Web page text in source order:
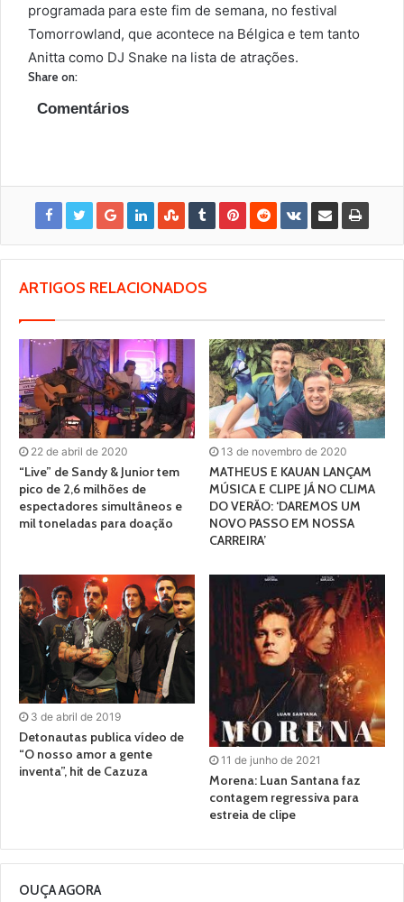
programada para este fim de semana, no festival
Tomorrowland, que acontece na Bélgica e tem tanto
Anitta como DJ Snake na lista de atrações.
Share on:
Comentários
ARTIGOS RELACIONADOS
22 de abril de 2020
“Live” de Sandy & Junior tem
pico de 2,6 milhões de
espectadores simultâneos e
mil toneladas para doação
13 de novembro de 2020
MATHEUS E KAUAN LANÇAM
MÚSICA E CLIPE JÁ NO CLIMA
DO VERÃO: ‘DAREMOS UM
NOVO PASSO EM NOSSA
CARREIRA’
3 de abril de 2019
Detonautas publica vídeo de
“O nosso amor a gente
inventa”, hit de Cazuza
11 de junho de 2021
Morena: Luan Santana faz
contagem regressiva para
estreia de clipe
OUÇA AGORA